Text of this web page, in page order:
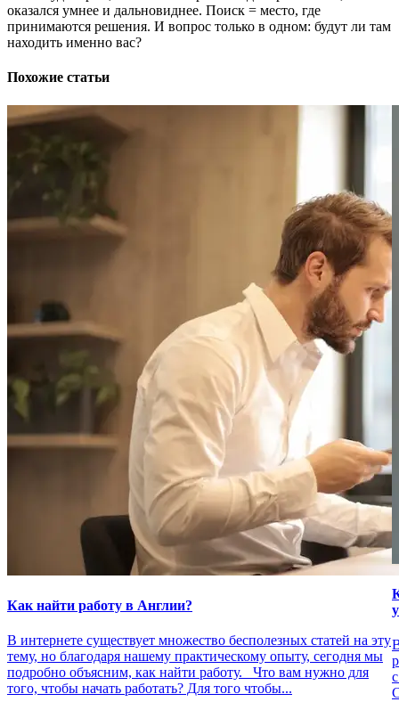
оказался умнее и дальновиднее. Поиск = место, где
принимаются решения. И вопрос только в одном: будут ли там
находить именно вас?
Похожие статьи
Как найти работу в Англии?
В интернете существует множество бесполезных статей на эту
тему, но благодаря нашему практическому опыту, сегодня мы
подробно объясним, как найти работу. Что вам нужно для
того, чтобы начать работать? Для того чтобы...